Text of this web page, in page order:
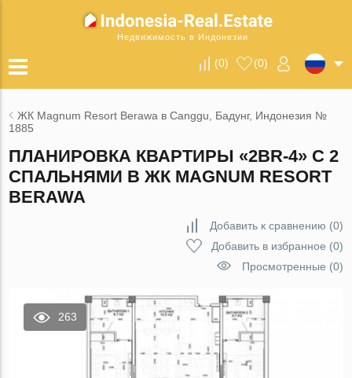
Недвижимость в Индонезии
(0) (0)
ЖК Magnum Resort Berawa в Canggu, Бадунг, Индонезия №
1885
ПЛАНИРОВКА КВАРТИРЫ «2BR-4» С 2
СПАЛЬНЯМИ В ЖК MAGNUM RESORT
BERAWA
Добавить к сравнению (0)
Добавить в избранное (0)
Просмотренные (0)
263